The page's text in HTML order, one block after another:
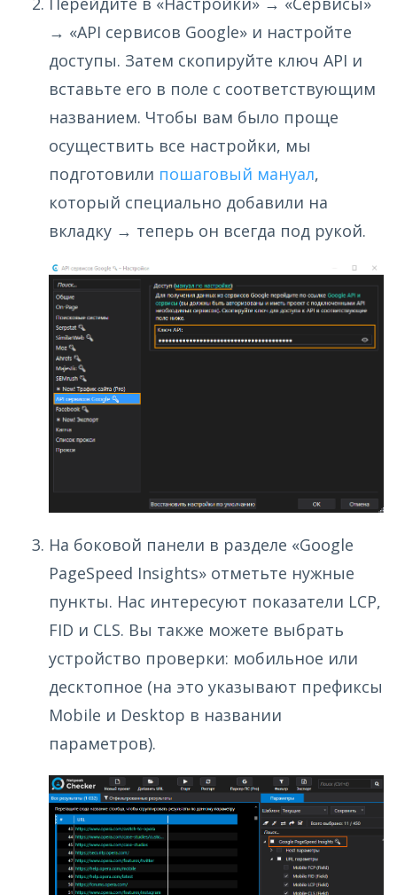
→ «API сервисов Google» и настройте
доступы. Затем скопируйте ключ API и
вставьте его в поле с соответствующим
названием. Чтобы вам было проще
осуществить все настройки, мы
подготовили пошаговый мануал,
который специально добавили на
вкладку → теперь он всегда под рукой.
На боковой панели в разделе «Google
PageSpeed Insights» отметьте нужные
пункты. Нас интересуют показатели LCP,
FID и CLS. Вы также можете выбрать
устройство проверки: мобильное или
десктопное (на это указывают префиксы
Mobile и Desktop в названии
параметров).